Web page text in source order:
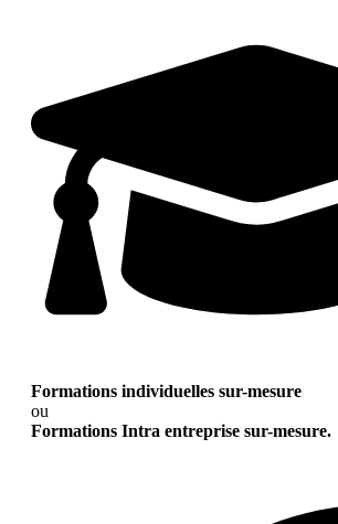
Formations individuelles sur-mesure
ou
Formations Intra entreprise sur-mesure.